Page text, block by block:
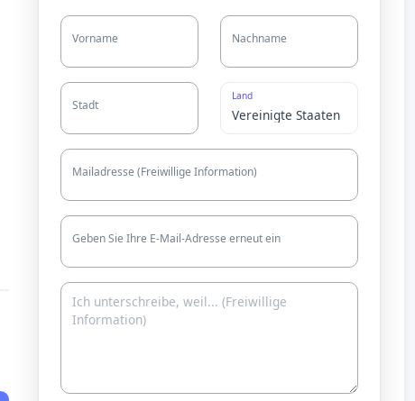
Vorname Nachname
Stadt
Land
Mailadresse (Freiwillige Information)
Geben Sie Ihre E-Mail-Adresse erneut ein